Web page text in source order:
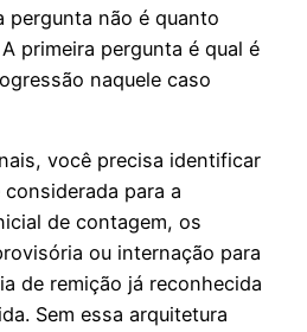
pergunta não é quanto
primeira pergunta é qual é
naquele caso
você precisa identificar
para a
de contagem, os
ou internação para
de remição já reconhecida
Sem essa arquitetura